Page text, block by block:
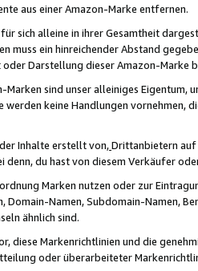
aus einer Amazon-Marke entfernen.
sich alleine in ihrer Gesamtheit
muss ein hinreichender Abstand
Darstellung dieser Amazon-Marke
Marken sind unser alleiniges
keine Handlungen vornehmen,
Inhalte erstellt von,Drittanbietern auf
denn, du hast von diesem Verkäufer
Marken nutzen oder zur
Domain-Namen, Subdomain-Namen,
ähnlich sind.
diese Markenrichtlinien und die
oder überarbeiteter